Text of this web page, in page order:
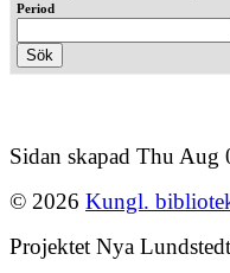
Period
Sidan skapad Thu
© 2026 Kungl.
Projektet Nya